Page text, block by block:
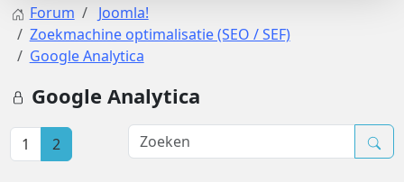
Forum
Joomla!
Zoekmachine optimalisatie (SEO / SEF)
Google Analytica
Google Analytica
1 2